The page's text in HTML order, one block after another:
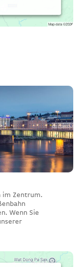
im Zentrum.
Wenn Sie